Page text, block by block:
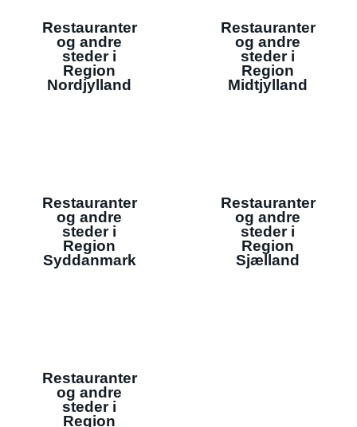
Restauranter
og andre
steder i
Region
Nordjylland
Restauranter
og andre
steder i
Region
Midtjylland
Restauranter
og andre
steder i
Region
Syddanmark
Restauranter
og andre
steder i
Region
Sjælland
Restauranter
og andre
steder i
Region